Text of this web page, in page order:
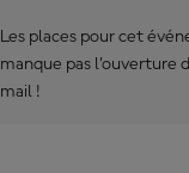
Les places pour cet
manque pas l’ouverture
mail !